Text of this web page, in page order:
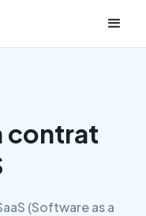
contrat
(Software as a